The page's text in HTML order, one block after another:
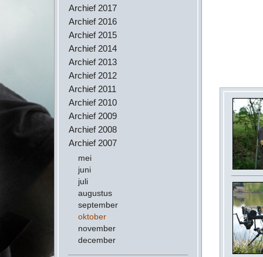
Archief 2017
Archief 2016
Archief 2015
Archief 2014
Archief 2013
Archief 2012
Archief 2011
Archief 2010
Archief 2009
Archief 2008
Archief 2007
mei
juni
juli
augustus
september
oktober
november
december